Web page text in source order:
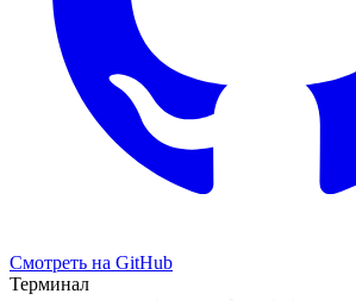
Смотреть на GitHub
Терминал